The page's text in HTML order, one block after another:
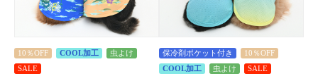
10％OFF COOL加工
虫よけ
SALE
保冷剤ポケット付き
10％OFF
COOL加工
虫よけ SALE